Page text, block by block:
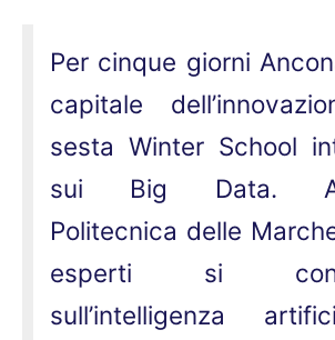
Per cinque giorni
capitale
sesta Winter School
sui Big Data.
Politecnica delle
esperti si
sull’intelligenza